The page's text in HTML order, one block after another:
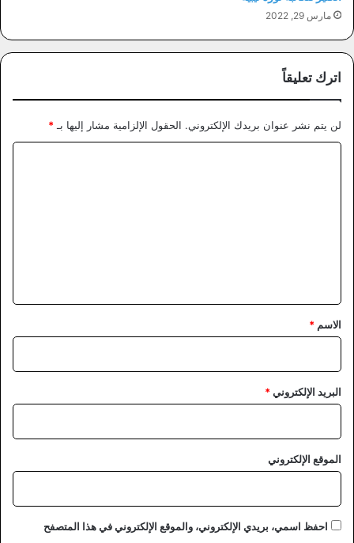
مارس 29, 2022
اترك تعليقاً
لن يتم نشر عنوان بريدك الإلكتروني. الحقول الإلزامية مشار إليها بـ*
*
الاسم *
البريد الإلكتروني*
الموقع الإلكتروني
احفظ اسمي، بريدي الإلكتروني، والموقع الإلكتروني في هذا المتصفح